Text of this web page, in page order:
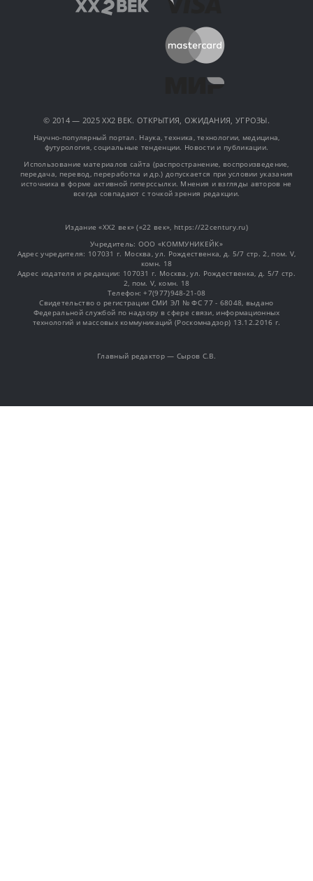
© 2014 — 2025 XX2 ВЕК. ОТКРЫТИЯ, ОЖИДАНИЯ, УГРОЗЫ.
Научно-популярный портал. Наука, техника, технологии, медицина,
футурология, социальные тенденции. Новости и публикации.
Использование материалов сайта (распространение, воспроизведение,
передача, перевод, переработка и др.) допускается при условии указания
источника в форме активной гиперссылки. Мнения и взгляды авторов не
всегда совпадают с точкой зрения редакции.
Издание «XX2 век» («22 век», https://22century.ru)
Учредитель: OOO «КОММУНИКЕЙК»
Адрес учредителя: 107031 г. Москва, ул. Рождественка, д. 5/7 стр. 2, пом. V,
комн. 18
Адрес издателя и редакции: 107031 г. Москва, ул. Рождественка, д. 5/7 стр.
2, пом. V, комн. 18
Телефон: +7(977)948-21-08
Свидетельство о регистрации СМИ ЭЛ № ФС 77 - 68048, выдано
Федеральной службой по надзору в сфере связи, информационных
технологий и массовых коммуникаций (Роскомнадзор) 13.12.2016 г.
Главный редактор — Сыров С.В.